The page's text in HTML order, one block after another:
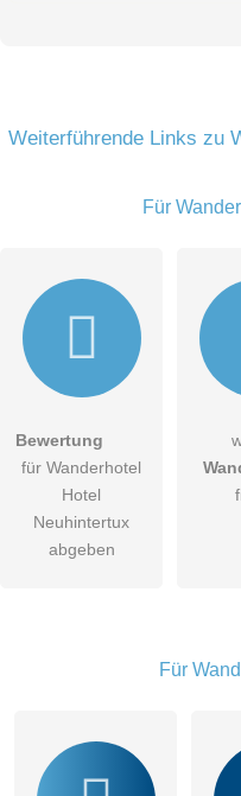
E-Mail-Adresse (wird
Hiermit akzeptiere
Datenschutzerklärung
öffentliche Frage stellen
Klicken Sie hier um eine
Weiterführende Links zu
Für
Bewertung
für Wanderhotel
Hotel
Neuhintertux
abgeben
Für